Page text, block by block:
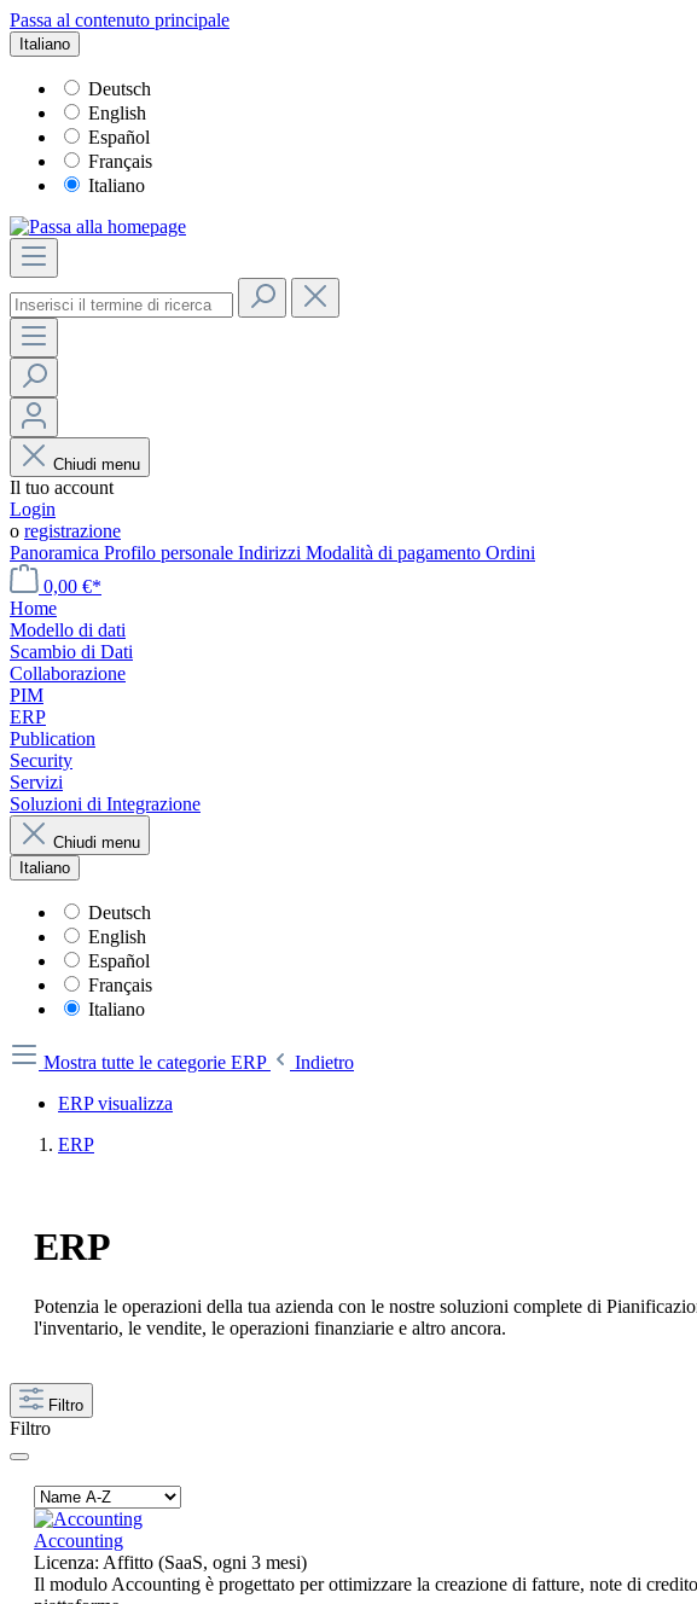
Passa al contenuto principale
Italiano
Deutsch
English
Español
Français
Italiano
Chiudi menu
Il tuo account
Login
o registrazione
Panoramica Profilo personale Indirizzi Modalità di pagamento Ordini
0,00 €*
Home
Modello di dati
Scambio di Dati
Collaborazione
PIM
ERP
Publication
Security
Servizi
Soluzioni di Integrazione
Chiudi menu
Italiano
Deutsch
English
Español
Français
Italiano
Mostra tutte le categorie ERP
Indietro
ERP visualizza
ERP
ERP
Potenzia le operazioni della tua azienda con le nostre soluzioni complete di
l'inventario, le vendite, le operazioni finanziarie e altro ancora.
Filtro
Filtro
Accounting
Licenza: Affitto (SaaS, ogni 3 mesi)
Il modulo Accounting è progettato per ottimizzare la creazione di fatture, note di